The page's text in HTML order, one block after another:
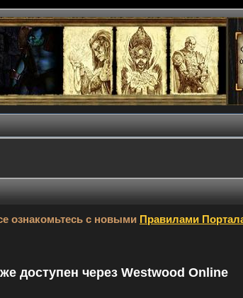
ознакомьтесь с новыми Правилами
доступен через Westwood Online